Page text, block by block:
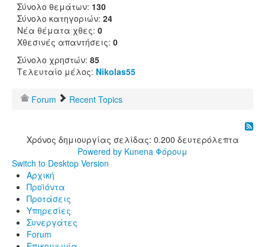
Σύνολο θεμάτων: 130
Σύνολο κατηγοριών: 24
Νέα θέματα χθες: 0
Χθεσινές απαντήσεις: 0
Σύνολο χρηστών: 85
Τελευταίο μέλος: Nikolas55
Forum Recent Topics
Χρόνος δημιουργίας σελίδας: 0.200 δευτερόλεπτα
Powered by Kunena Φόρουμ
Switch to Desktop Version
Αρχική
Προϊόντα
Προτάσεις
Υπηρεσίες
Συνεργάτες
Forum